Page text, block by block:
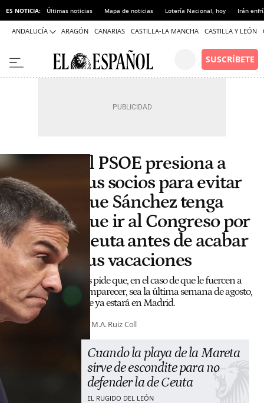
ES NOTICIA: Últimas noticias Mapa de noticias Lotería Nacional, hoy Irán
ANDALUCÍA ARAGÓN CANARIAS CASTILLA-LA MANCHA CASTILLA Y LEÓN
El PSOE presiona a
sus socios para evitar
que Sánchez tenga
que ir al Congreso por
Ceuta antes de acabar
sus vacaciones
Les pide que, en el caso de que le fuercen a
comparecer, sea la última semana de agosto,
que ya estará en Madrid.
M.A. Ruiz Coll
Cuando la playa de la Mareta
sirve de escondite para no
defender la de Ceuta
EL RUGIDO DEL LEÓN